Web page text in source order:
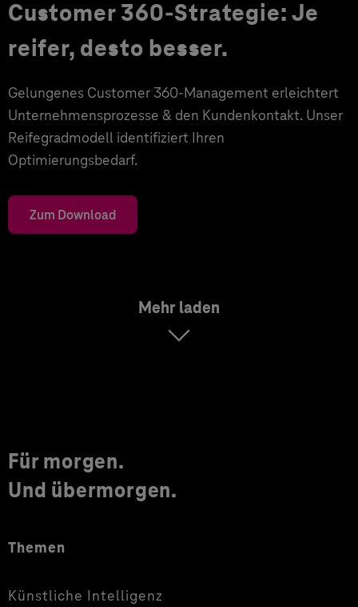
Customer 360-Strategie: Je
reifer, desto besser.
Gelungenes Customer 360-Management erleichtert
Unternehmensprozesse & den Kundenkontakt. Unser
Reifegradmodell identifiziert Ihren
Optimierungsbedarf.
Zum Download
Mehr laden
Für morgen.
Und übermorgen.
Themen
Künstliche Intelligenz